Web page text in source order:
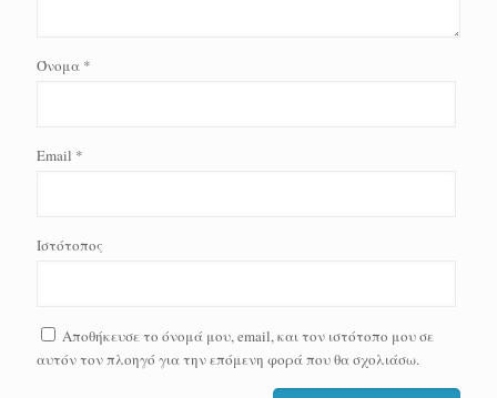
Όνομα *
Email *
Ιστότοπος
Αποθήκευσε το όνομά μου, email, και τον ιστότοπο μου σε
αυτόν τον πλοηγό για την επόμενη φορά που θα σχολιάσω.